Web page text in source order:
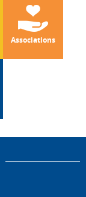
Associations